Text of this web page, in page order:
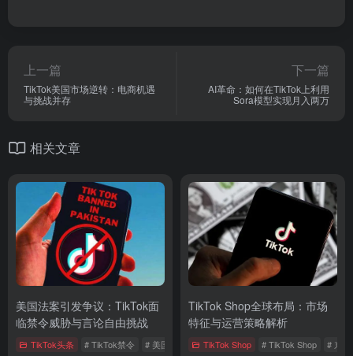
上一篇
TikTok美国市场逆转：电商机遇
与挑战并存
下一篇
AI革命：如何在TikTok上利用
Sora模型实现月入两万
相关文章
美国法案引发争议：TikTok面
临禁令威胁与言论自由挑战
TikTok头条 # TikTok禁令 # 美国法案 # 社交平台
TikTok Shop全球布局：市场
特征与运营策略解析
TikTok Shop # TikTok Shop # 东